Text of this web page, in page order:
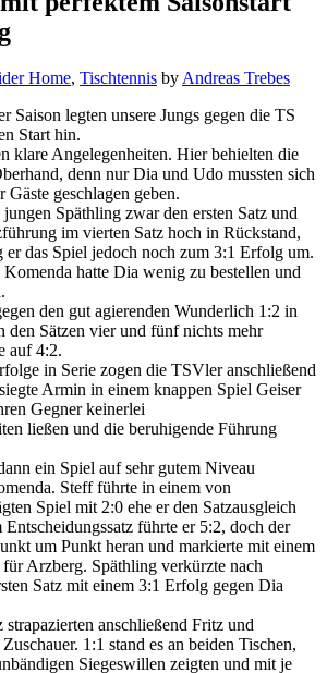
Home, Tischtennis by Andreas Trebes
Saison legten unsere Jungs gegen die TS
Start hin.
klare Angelegenheiten. Hier behielten die
denn nur Dia und Udo mussten sich
Gäste geschlagen geben.
Späthling zwar den ersten Satz und
im vierten Satz hoch in Rückstand,
er das Spiel jedoch noch zum 3:1 Erfolg um.
Komenda hatte Dia wenig zu bestellen und
den gut agierenden Wunderlich 1:2 in
den Sätzen vier und fünf nichts mehr
auf 4:2.
in Serie zogen die TSVler anschließend
Armin in einem knappen Spiel Geiser
Gegner keinerlei
ließen und die beruhigende Führung
ein Spiel auf sehr gutem Niveau
Steff führte in einem von
Spiel mit 2:0 ehe er den Satzausgleich
führte er 5:2, doch der
um Punkt heran und markierte mit einem
Arzberg. Späthling verkürzte nach
Satz mit einem 3:1 Erfolg gegen Dia
anschließend Fritz und
1:1 stand es an beiden Tischen,
Siegeswillen zeigten und mit je